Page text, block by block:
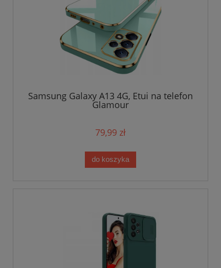
Samsung Galaxy A13 4G, Etui na telefon
Glamour
79,99 zł
do koszyka